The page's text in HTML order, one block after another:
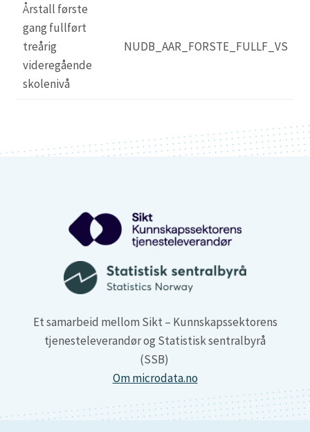
Årstall første
gang fullført
treårig
videregående
skolenivå
NUDB_AAR_FORSTE_FULLF_VS
Et samarbeid mellom Sikt – Kunnskapssektorens
tjenesteleverandør og Statistisk sentralbyrå
(SSB)
Om microdata.no